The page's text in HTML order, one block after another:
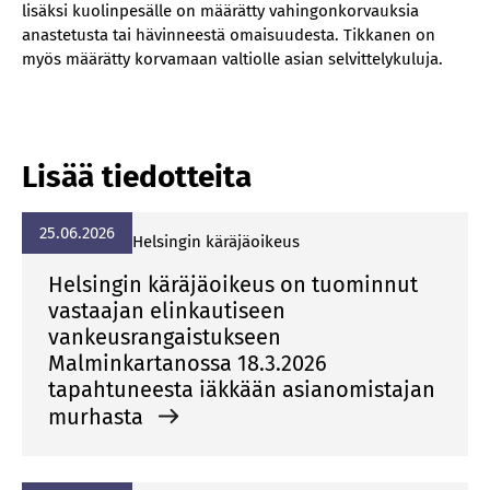
lisäksi kuolinpesälle on määrätty vahingonkorvauksia
anastetusta tai hävinneestä omaisuudesta. Tikkanen on
myös määrätty korvamaan valtiolle asian selvittelykuluja.
Lisää tiedotteita
25.06.2026 Hel­sin­gin kä­rä­jä­oi­keus
Helsingin käräjäoikeus on tuominnut
vastaajan elinkautiseen
vankeusrangaistukseen
Malminkartanossa 18.3.2026
tapahtuneesta iäkkään asianomistajan
murhasta